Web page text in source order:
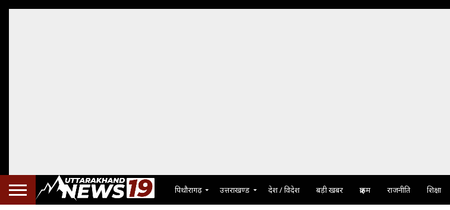
पिथौरागढ़ उत्तराखण्ड देश / विदेश बड़ी खबर क्राइम राजनीति शिक्षा